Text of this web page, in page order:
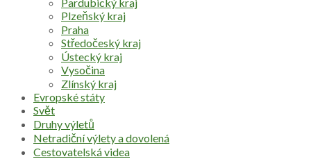
Plzeňský kraj
Praha
Středočeský kraj
Ústecký kraj
Vysočina
Zlínský kraj
Evropské státy
Svět
Druhy výletů
Netradiční výlety a dovolená
Cestovatelská videa